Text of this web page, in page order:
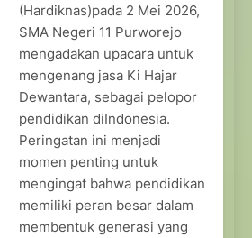
(Hardiknas)pada 2 Mei 2026,
SMA Negeri 11 Purworejo
mengadakan upacara untuk
mengenang jasa Ki Hajar
Dewantara, sebagai pelopor
pendidikan diIndonesia.
Peringatan ini menjadi
momen penting untuk
mengingat bahwa pendidikan
memiliki peran besar dalam
membentuk generasi yang